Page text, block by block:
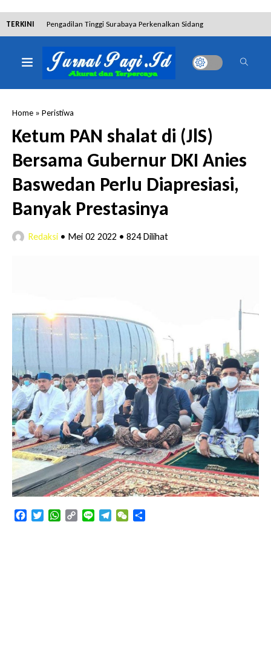
TERKINI Pengadilan Tinggi Surabaya Perkenalkan Sidang
Elektronik dan Sosialisasikan Ketentuan Baru KUHAP
Dibantah Terdakwa Ranto Hensa, Salim Himawan
Terpidana Penipuan 10 Miliar
Lakukan Pencurian dengan Pemberatan,
Muhammad Syifa Dihukum 4 Bulan Penjara
RSUD Bangil Raih Penghargaan Internasional WSO,
Perkuat Layanan Code Stroke Lewat Webinar
Home » Peristiwa
Ketum PAN shalat di (JlS)
Bersama Gubernur DKI Anies
Baswedan Perlu Diapresiasi,
Banyak Prestasinya
Redaksi • Mei 02 2022 • 824 Dilihat
FacebookTwitterWhatsApp
Copy
Line TelegramWeChat